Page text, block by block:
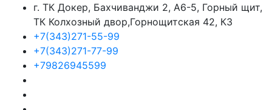
г. ТК Докер, Бахчиванджи 2, А6-5, Горный щит,
ТК Колхозный двор,Горнощитская 42, К3
+7(343)271-55-99
+7(343)271-77-99
+79826945599